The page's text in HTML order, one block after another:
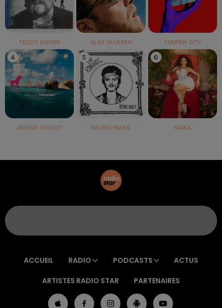
TEDDY SWIMS ALEX WARREN TEMPER CITY
4
JÉRÉMY FREROT
5
BRUNO MARS
6
NAÏKA
ACCUEIL RADIO PODCASTS ACTUS
ARTISTES RADIO STAR PARTENAIRES